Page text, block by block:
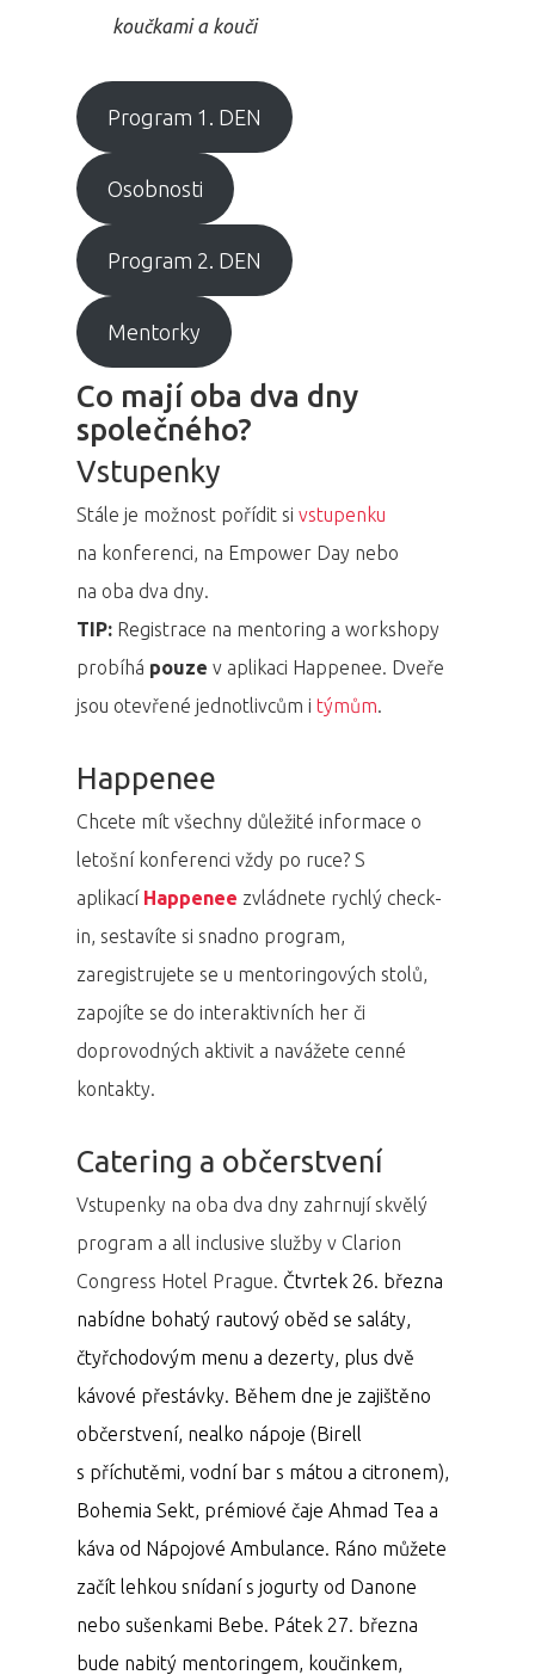
koučkami a kouči
Program 1. DEN
Osobnosti
Program 2. DEN
Mentorky
Co mají oba dva dny
společného?
Vstupenky
Stále je možnost pořídit si vstupenku
na konferenci, na Empower Day nebo
na oba dva dny.
TIP: Registrace na mentoring a workshopy
probíhá pouze v aplikaci Happenee. Dveře
jsou otevřené jednotlivcům i týmům.
Happenee
Chcete mít všechny důležité informace o
letošní konferenci vždy po ruce? S
aplikací Happenee zvládnete rychlý check-
in, sestavíte si snadno program,
zaregistrujete se u mentoringových stolů,
zapojíte se do interaktivních her či
doprovodných aktivit a navážete cenné
kontakty.
Catering a občerstvení
Vstupenky na oba dva dny zahrnují skvělý
program a all inclusive služby v Clarion
Congress Hotel Prague. Čtvrtek 26. března
nabídne bohatý rautový oběd se saláty,
čtyřchodovým menu a dezerty, plus dvě
kávové přestávky. Během dne je zajištěno
občerstvení, nealko nápoje (Birell
s příchutěmi, vodní bar s mátou a citronem),
Bohemia Sekt, prémiové čaje Ahmad Tea a
káva od Nápojové Ambulance. Ráno můžete
začít lehkou snídaní s jogurty od Danone
nebo sušenkami Bebe. Pátek 27. března
bude nabitý mentoringem, koučinkem,